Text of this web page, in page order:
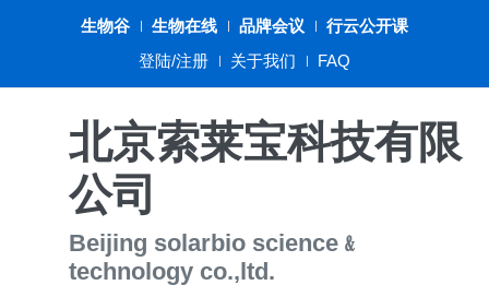
生物谷 生物在线 品牌会议
行云公开课
登陆/注册
关于我们 FAQ
北京索莱宝科技有限
公司
Beijing solarbio science﹠
technology co.,ltd.